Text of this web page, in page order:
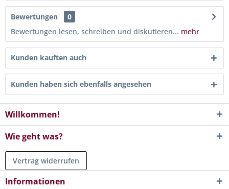
Bewertungen
0
Bewertungen lesen, schreiben und diskutieren... mehr
Kunden kauften auch
Kunden haben sich ebenfalls angesehen
Willkommen!
Wie geht was?
Vertrag widerrufen
Informationen